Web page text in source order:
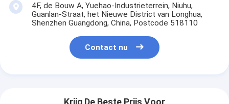
4F, de Bouw A, Yuehao-Industrieterrein, Niuhu,
Guanlan-Straat, het Nieuwe District van Longhua,
Shenzhen Guangdong, China, Postcode 518110
Contact nu